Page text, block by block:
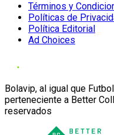
Términos y
Políticas de
Política Editorial
Ad Choices
Bolavip, al igual que
perteneciente a Better
reservados